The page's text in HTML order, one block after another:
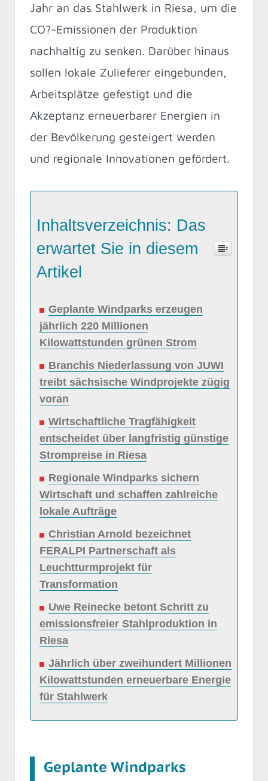
Jahr an das Stahlwerk in Riesa, um die
CO?-Emissionen der Produktion
nachhaltig zu senken. Darüber hinaus
sollen lokale Zulieferer eingebunden,
Arbeitsplätze gefestigt und die
Akzeptanz erneuerbarer Energien in
der Bevölkerung gesteigert werden
und regionale Innovationen gefördert.
Inhaltsverzeichnis: Das
erwartet Sie in diesem
Artikel
Geplante Windparks erzeugen
jährlich 220 Millionen
Kilowattstunden grünen Strom
Branchis Niederlassung von JUWI
treibt sächsische Windprojekte zügig
voran
Wirtschaftliche Tragfähigkeit
entscheidet über langfristig günstige
Strompreise in Riesa
Regionale Windparks sichern
Wirtschaft und schaffen zahlreiche
lokale Aufträge
Christian Arnold bezeichnet
FERALPI Partnerschaft als
Leuchtturmprojekt für
Transformation
Uwe Reinecke betont Schritt zu
emissionsfreier Stahlproduktion in
Riesa
Jährlich über zweihundert Millionen
Kilowattstunden erneuerbare Energie
für Stahlwerk
Geplante Windparks